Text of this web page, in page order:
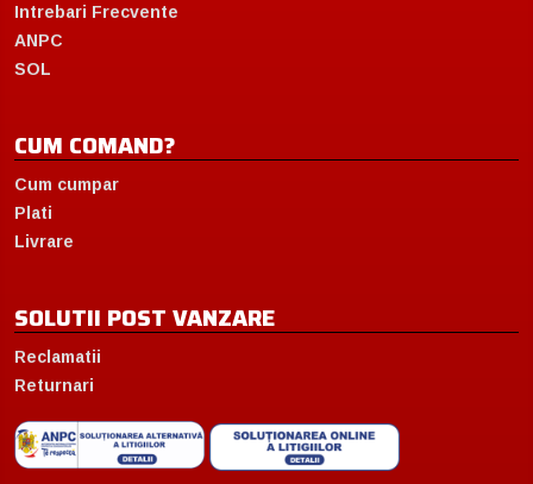
Intrebari Frecvente
ANPC
SOL
CUM COMAND?
Cum cumpar
Plati
Livrare
SOLUTII POST VANZARE
Reclamatii
Returnari